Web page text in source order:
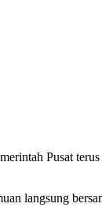
Pusat
langsung